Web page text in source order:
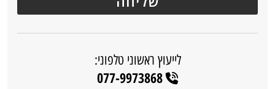
לייעוץ ראשוני טלפוני:
077-9973868